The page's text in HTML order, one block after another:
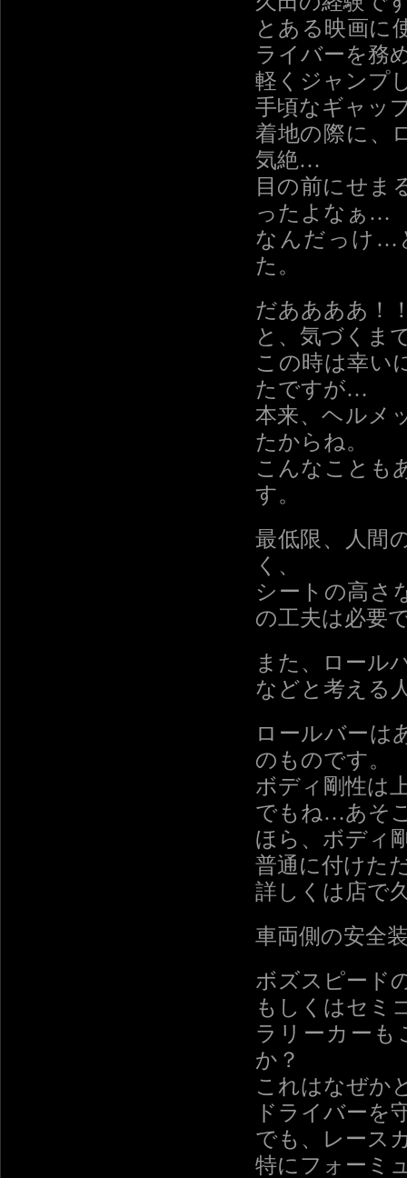
とある映画に
ライバーを務
軽くジャンプ
手頃なギャッ
着地の際に、
気絶…
目の前にせま
ったよなぁ…
なんだっけ…
た。
だああああ！
と、気づくま
この時は幸い
たですが…
本来、ヘルメ
たからね。
こんなことも
す。
最低限、人間
く、
シートの高さ
の工夫は必要
また、ロール
などと考える
ロールバーは
のものです。
ボディ剛性は
でもね…あそ
ほら、ボディ
普通に付けた
詳しくは店で
車両側の安全
ボズスピード
もしくはセミ
ラリーカーも
か？
これはなぜか
ドライバーを
でも、レース
特にフォーミ